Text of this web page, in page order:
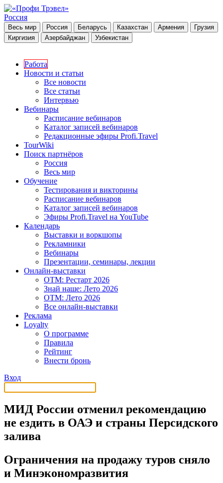
Россия
Весь мир Россия Беларусь Казахстан Армения
Грузия
Киргизия
Азербайджан Узбекистан
Работа
Новости и статьи
Все новости
Все статьи
Интервью
Вебинары
Расписание вебинаров
Каталог записей вебинаров
Редакционные эфиры Profi.Travel
TourWiki
Поиск партнёров
Россия
Весь мир
Обучение
Тестирования и викторины
Расписание вебинаров
Каталог записей вебинаров
Эфиры Profi.Travel на YouTube
Календарь
Выставки и воркшопы
Рекламники
Вебинары
Презентации, семинары, лекции
Онлайн-выставки
OTM: Рестарт 2026
Знай наше: Лето 2026
OTM: Лето 2026
Все онлайн-выставки
Реклама
Loyalty
О программе
Правила
Рейтинг
Внести бронь
Вход
МИД России отменил рекомендацию
не ездить в ОАЭ и страны Персидского
залива
Ограничения на продажу туров сняло
и Минэкономразвития